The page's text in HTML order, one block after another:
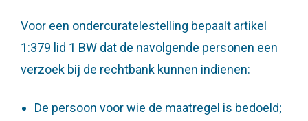
Veelgestelde vragen
Voor een ondercuratelestelling bepaalt artikel
1:379 lid 1 BW dat de navolgende personen een
verzoek bij de rechtbank kunnen indienen:
De persoon voor wie de maatregel is bedoeld;